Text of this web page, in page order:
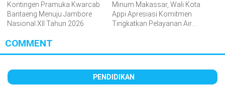
Kontingen Pramuka Kwarcab
Bantaeng Menuju Jambore
Nasional XII Tahun 2026
Minum Makassar, Wali Kota
Appi Apresiasi Komitmen
Tingkatkan Pelayanan Air
COMMENT
PENDIDIKAN